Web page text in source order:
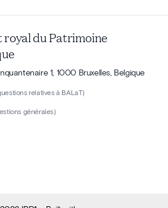
du Patrimoine
1, 1000 Bruxelles, Belgique
relatives à BALaT)
générales)